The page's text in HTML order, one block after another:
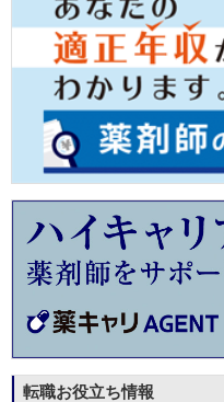
転職お役立ち情報